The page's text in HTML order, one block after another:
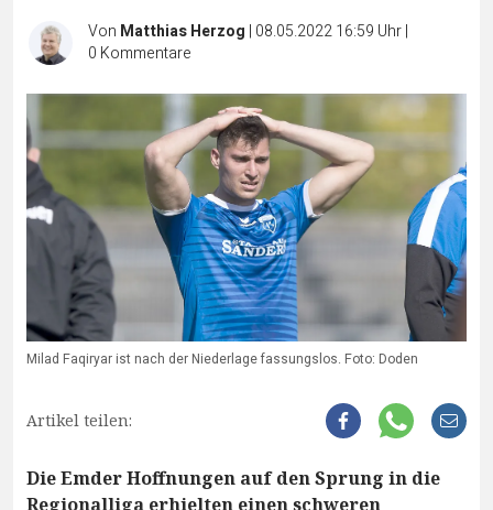
Von Matthias Herzog | 08.05.2022 16:59 Uhr|
0 Kommentare
Milad Faqiryar ist nach der Niederlage fassungslos. Foto: Doden
Artikel teilen:
Die Emder Hoffnungen auf den Sprung in die
Regionalliga erhielten einen schweren